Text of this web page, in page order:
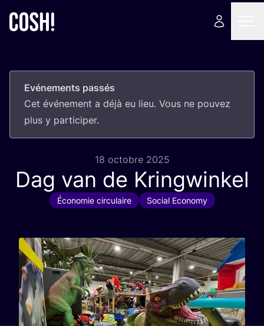
Evénements passés
Cet évé­ne­ment a déjà eu lieu. Vous ne pou­vez
plus y participer.
18 octobre 2025
Dag van de Kringwinkel
Économie circulaire Social Economy